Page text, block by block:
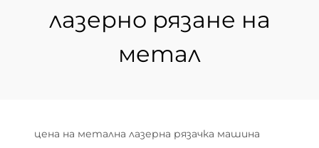
лазерно рязане на
метал
цена на метална лазерна рязачка машина